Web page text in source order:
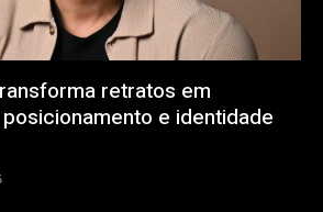
retratos em
e identidade